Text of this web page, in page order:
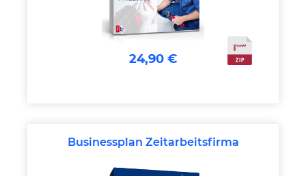
24,90 €
Businessplan Zeitarbeitsfirma